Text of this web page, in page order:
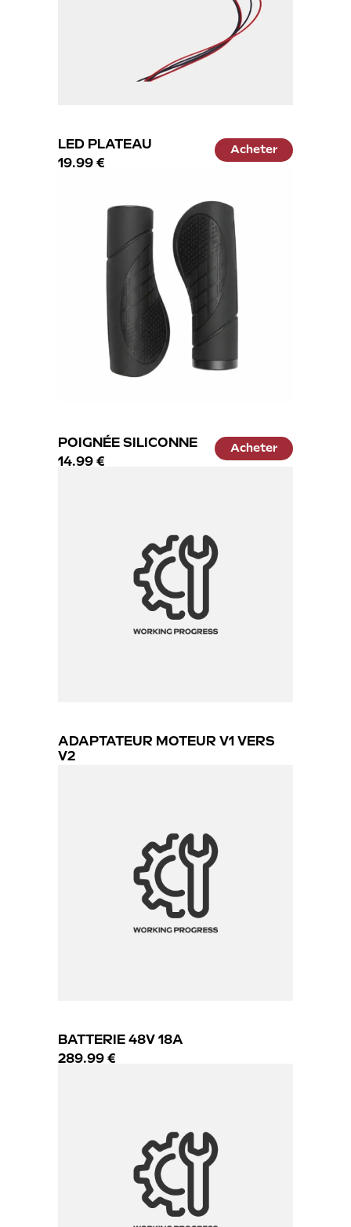
LED PLATEAU
19.99 €
Acheter
POIGNÉE SILICONNE
14.99 €
Acheter
ADAPTATEUR MOTEUR V1 VERS
V2
BATTERIE 48V 18A
289.99 €